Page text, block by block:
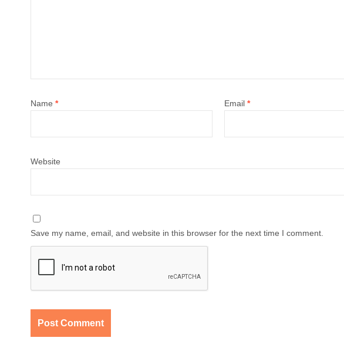
Name * Email *
Website
Save my name, email, and website in this browser for the next time I comment.